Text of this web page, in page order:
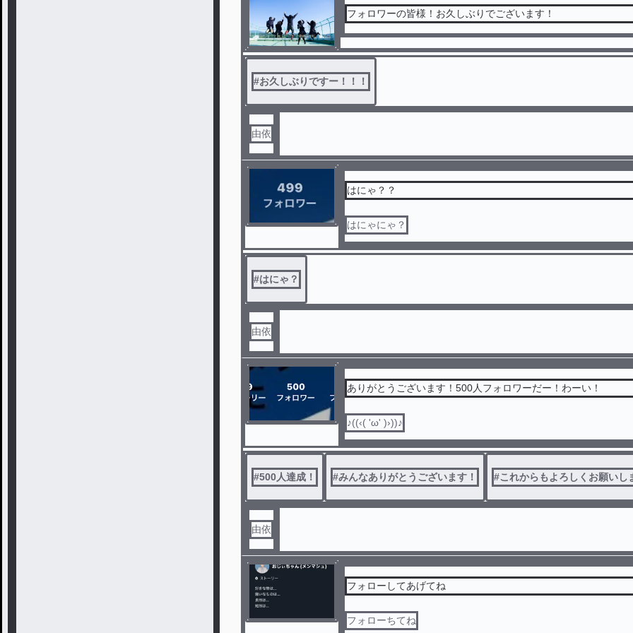
フォロワーの皆様！お久しぶりでございます！
#お久しぶりですー！！！
由依
はにゃ？？
はにゃにゃ？
#はにゃ？
由依
ありがとうございます！500人フォロワーだー！わーい！
♪((‹( 'ω' )›))♪
#500人達成！ #みんなありがとうございます！ #これからもよろしくお願いし
由依
フォローしてあげてね
フォローちてね